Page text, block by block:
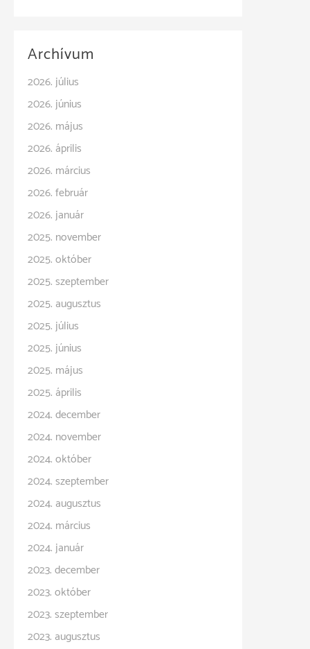
Archívum
2026. július
2026. június
2026. május
2026. április
2026. március
2026. február
2026. január
2025. november
2025. október
2025. szeptember
2025. augusztus
2025. július
2025. június
2025. május
2025. április
2024. december
2024. november
2024. október
2024. szeptember
2024. augusztus
2024. március
2024. január
2023. december
2023. október
2023. szeptember
2023. augusztus